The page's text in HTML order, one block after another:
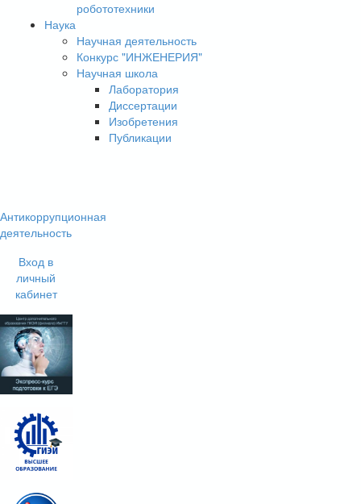
робототехники
Наука
Научная деятельность
Конкурс "ИНЖЕНЕРИЯ"
Научная школа
Лаборатория
Диссертации
Изобретения
Публикации
Антикоррупционная
деятельность
Вход в
личный
кабинет